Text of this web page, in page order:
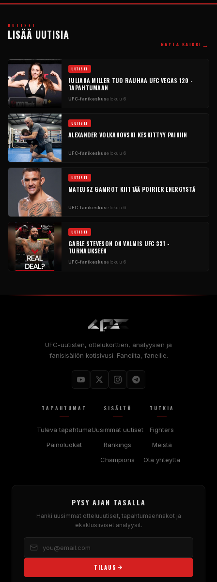
UUTISET
LISÄÄ UUTISIA
NÄYTÄ KAIKKI →
UUTISET
JULIANA MILLER TUO RAUHAA UFC VEGAS 120 -
TAPAHTUMAAN
UFC-fanikeskuselokuu 6
UUTISET
ALEXANDER VOLKANOVSKI KESKITTYY PAINIIN
UFC-fanikeskuselokuu 6
UUTISET
MATEUSZ GAMROT KIITTÄÄ POIRIER ENERGYSTÄ
UFC-fanikeskuselokuu 6
UUTISET
GABLE STEVESON ON VALMIS UFC 331 -
TURNAUKSEEN
UFC-fanikeskuselokuu 6
UFC-uutisten, ottelukorttien, analyysien ja
fanisisällön kotisivusi. Faneilta, faneille.
TAPAHTUMAT
Tuleva tapahtuma
Painoluokat
SISÄLTÖ
Uusimmat uutiset
Rankings
Champions
TUTKIA
Fighters
Meistä
Ota yhteyttä
PYSY AJAN TASALLA
Hanki uusimmat otteluuutiset, tapahtumaennakot ja
eksklusiiviset analyysit.
TILAUS